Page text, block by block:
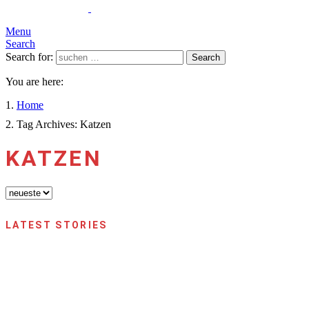
Menu
Search
Search for:
Search
You are here:
Home
Tag Archives: Katzen
KATZEN
LATEST STORIES